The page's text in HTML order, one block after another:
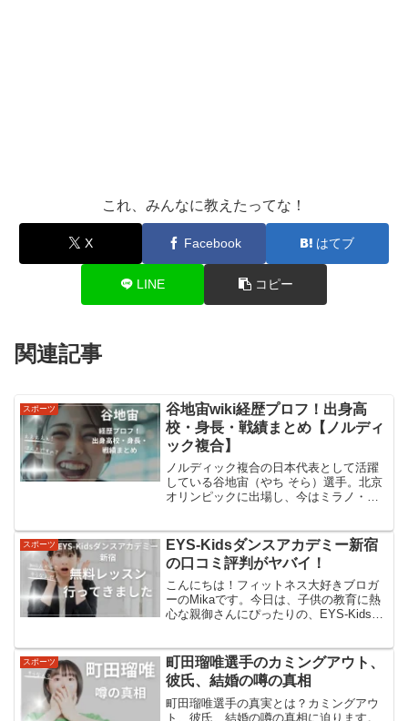
これ、みんなに教えたってな！
X Facebook はてブ
LINE コピー
関連記事
スポーツ
谷地宙wiki経歴プロフ！出身高
校・身長・戦績まとめ【ノルディ
ック複合】
ノルディック複合の日本代表として活躍
している谷地宙（やち そら）選手。北京
オリンピックに出場し、今はミラノ・コ
前を聞いても、どこの出身？どんな学生
時代を送ってきたの？身...
スポーツ
EYS-Kidsダンスアカデミー新宿
の口コミ評判がヤバイ！
こんにちは！フィットネス大好きブロガ
ーのMikaです。今日は、子供の教育に熱
心な親御さんにぴったりの、EYS-Kidsダ
りの技術だけでなく、子供たちの心と体
の健やかな成...
スポーツ
町田瑠唯選手のカミングアウト、
彼氏、結婚の噂の真相
町田瑠唯選手の真実とは？カミングアウ
ト、彼氏、結婚の噂の真相に迫ります。